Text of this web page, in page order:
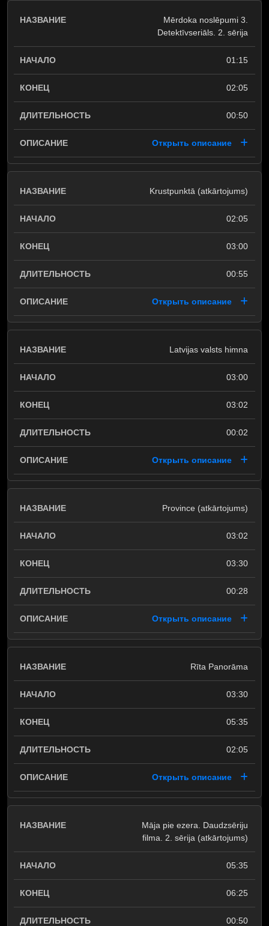
Mērdoka noslēpumi 3.
Detektīvseriāls. 2. sērija
01:15
02:05
00:50
Открыть описание
Krustpunktā (atkārtojums)
02:05
03:00
00:55
Открыть описание
Latvijas valsts himna
03:00
03:02
00:02
Открыть описание
Province (atkārtojums)
03:02
03:30
00:28
Открыть описание
Rīta Panorāma
03:30
05:35
02:05
Открыть описание
Māja pie ezera. Daudzsēriju
filma. 2. sērija (atkārtojums)
05:35
06:25
00:50